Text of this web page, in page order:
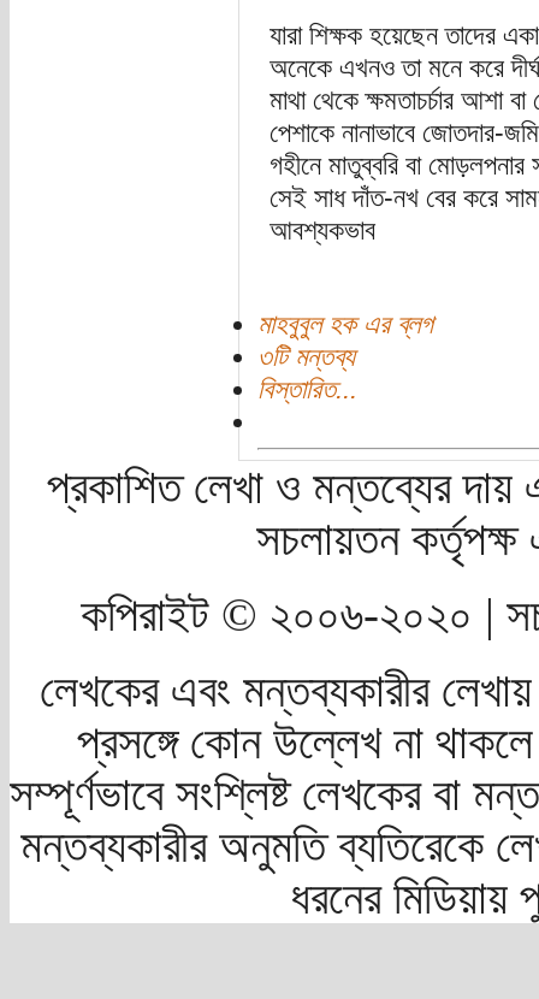
যারা শিক্ষক হয়েছেন তাদের
অনেকে এখনও তা মনে করে
মাথা থেকে ক্ষমতাচর্চার আশা
পেশাকে নানাভাবে জোতদার-
গহীনে মাতুব্বরি বা
সেই সাধ দাঁত-নখ বের করে
আবশ্যকভাব
মাহবুবুল হক এর ব্লগ
৩টি মন্তব্য
বিস্তারিত...
প্রকাশিত লেখা ও মন্তব্যের দায়
সচলায়তন
কপিরাইট © ২০০৬-২০২০ |
লেখকের এবং মন্তব্যকারীর
প্রসঙ্গে কোন উল্লেখ না
সম্পূর্ণভাবে সংশ্লিষ্ট লেখকের বা
মন্তব্যকারীর অনুমতি ব্যতিরেকে
ধরনের মিডিয়ায়